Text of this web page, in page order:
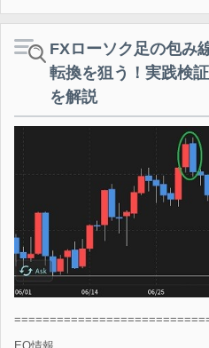
FXローソク足の包み
転換を狙う！実践検
を解説